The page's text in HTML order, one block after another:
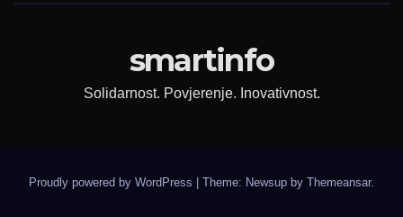
smartinfo
Solidarnost. Povjerenje. Inovativnost.
Proudly powered by WordPress Theme: Newsup by Themeansar.